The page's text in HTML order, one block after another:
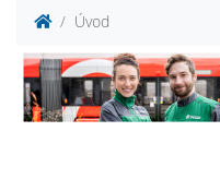
Úvod